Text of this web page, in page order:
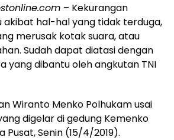
– Kekurangan
hal-hal yang tidak terduga,
merusak kotak suara, atau
Sudah dapat diatasi dengan
yang dibantu oleh angkutan TNI
Wiranto Menko Polhukam usai
digelar di gedung Kemenko
Pusat, Senin (15/4/2019).